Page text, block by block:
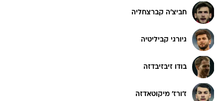
חביצ'ה קברצחליה
גיורגי קביליטיה
בודו זיבזיבדזה
ז'ורז' מיקוטאדזה